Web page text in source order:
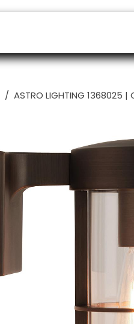
ASTRO LIGHTING 1368025 |